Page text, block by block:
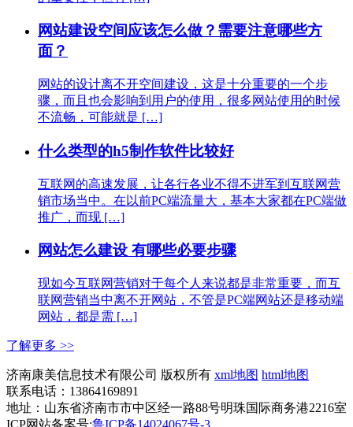
网站建设空间应该怎么做？需要注意哪些方
面？
网站的设计离不开空间建设，这是十分重要的一个步
骤，而且也会影响到用户的使用，很多网站使用的时候
不流畅，可能就是 […]
什么类型的h5制作软件比较好
互联网的高速发展，让各行各业不得不进军到互联网营
销市场当中。在以前PC端流量大，基本大家都在PC端做
推广，而现 […]
网站怎么建设 有哪些必要步骤
现如今互联网营销对于每个人来说都是非常重要，而互
联网营销当中离不开网站，不管是PC端网站还是移动端
网站，都是需 […]
了解更多 >>
济南康美信息技术有限公司 版权所有 xml地图 html地图
联系电话：13864169891
地址：山东省济南市市中区经一路88号明珠国际商务港2216室
ICP网站备案号:鲁ICP备14024067号-3